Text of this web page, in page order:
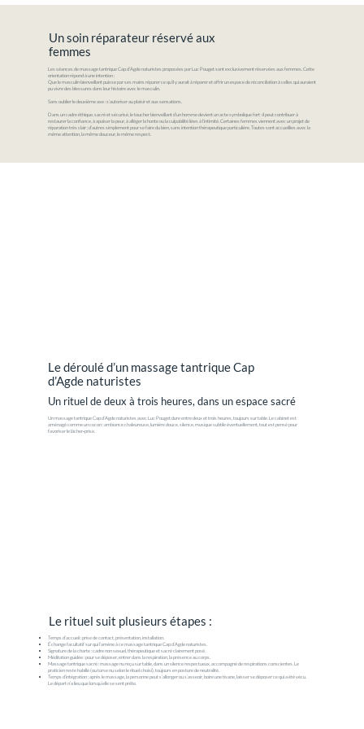
Un soin réparateur réservé aux
femmes
Les séances de massage tantrique Cap d’Agde naturistes proposées par Luc Pouget sont exclusivement réservées aux femmes. Cette
orientation répond à une intention :
Que le masculin bienveillant puisse par ses mains réparer ce qu'il y aurait à réparer et offrir un espace de réconciliation à celles qui auraient
pu vivre des blessures dans leur histoire avec le masculin.
Sans oublier le deuxième axe : s'autoriser au plaisir et aux sensations.
Dans un cadre éthique, sacré et sécurisé, le toucher bienveillant d’un homme devient un acte symbolique fort : il peut contribuer à
restaurer la confiance, à apaiser la peur, à alléger la honte ou la culpabilité liées à l’intimité. Certaines femmes viennent avec un projet de
réparation très clair ; d’autres simplement pour se faire du bien, sans intention thérapeutique particulière. Toutes sont accueillies avec la
même attention, la même douceur, le même respect.
Le déroulé d’un massage tantrique Cap
d’Agde naturistes
Un rituel de deux à trois heures, dans un espace sacré
Un massage tantrique Cap d’Agde naturistes avec Luc Pouget dure entre deux et trois heures, toujours sur table. Le cabinet est
aménagé comme un cocon : ambiance chaleureuse, lumière douce, silence, musique subtile éventuellement, tout est pensé pour
favoriser le lâcher‑prise.
Le rituel suit plusieurs étapes :
Temps d’accueil : prise de contact, présentation, installation.
Échange facultatif sur qui l’amène à ce massage tantrique Cap d’Agde naturistes.
Signature de la charte : cadre non sexuel, thérapeutique et sacré clairement posé.
Méditation guidée : pour se déposer, entrer dans la respiration, la présence au corps.
Massage tantrique sacré : massage nu reçu sur table, dans un silence respectueux, accompagné de respirations conscientes. Le
praticien reste habillé (ou torse nu selon le rituel choisi), toujours en posture de neutralité.
Temps d’intégration : après le massage, la personne peut s’allonger ou s’asseoir, boire une tisane, laisser se déposer ce qui a été vécu.
Le départ n’a lieu que lorsqu’elle se sent prête.